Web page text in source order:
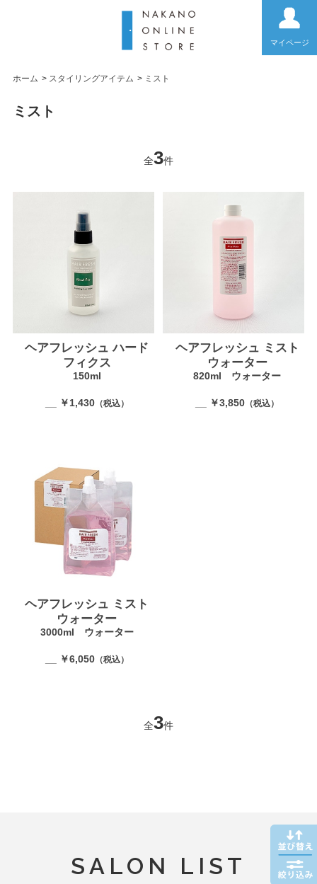
マイページ
ホーム > スタイリングアイテム > ミスト
ミスト
全3件
ヘアフレッシュ ハード
フィクス
150ml
__ ￥1,430（税込）
ヘアフレッシュ ミスト
ウォーター
820ml ウォーター
__ ￥3,850 （税込）
ヘアフレッシュ ミスト
ウォーター
3000ml ウォーター
__ ￥6,050（税込）
全3件
SALON LIST